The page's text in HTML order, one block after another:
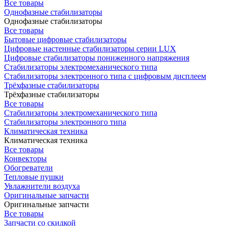
Все товары
Однофазные стабилизаторы
Однофазные стабилизаторы
Все товары
Бытовые цифровые стабилизаторы
Цифровые настенные стабилизаторы серии LUX
Цифровые стабилизаторы пониженного напряжения
Стабилизаторы электромеханического типа
Стабилизаторы электронного типа с цифровым дисплеем
Трёхфазные стабилизаторы
Трёхфазные стабилизаторы
Все товары
Стабилизаторы электромеханического типа
Стабилизаторы электронного типа
Климатическая техника
Климатическая техника
Все товары
Конвекторы
Обогреватели
Тепловые пушки
Увлажнители воздуха
Оригинальные запчасти
Оригинальные запчасти
Все товары
Запчасти со скидкой